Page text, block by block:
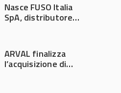
Nasce FUSO Italia
SpA, distributore
ARVAL finalizza
l’acquisizione di